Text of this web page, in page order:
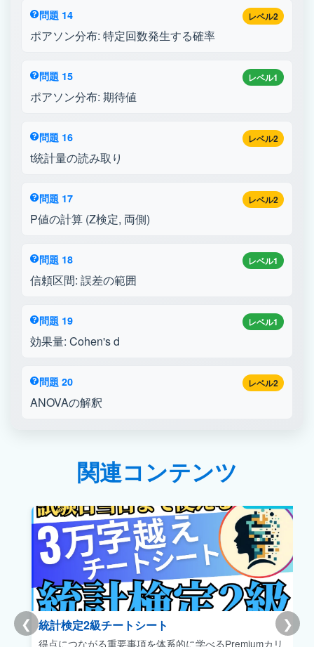
レベル2
問題 14
ポアソン分布: 特定回数発生する確率
レベル1
問題 15
ポアソン分布: 期待値
レベル2
問題 16
t統計量の読み取り
レベル2
問題 17
P値の計算 (Z検定, 両側)
レベル1
問題 18
信頼区間: 誤差の範囲
レベル1
問題 19
効果量: Cohen's d
レベル2
問題 20
ANOVAの解釈
関連コンテンツ
❮ ❯
統計検定2級チートシート
得点につながる重要事項を体系的に学べるPremiumカリ